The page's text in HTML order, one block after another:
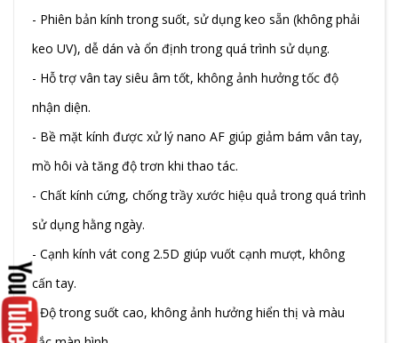
- Phiên bản kính trong suốt, sử dụng keo sẵn (không phải
keo UV), dễ dán và ổn định trong quá trình sử dụng.
- Hỗ trợ vân tay siêu âm tốt, không ảnh hưởng tốc độ
nhận diện.
- Bề mặt kính được xử lý nano AF giúp giảm bám vân tay,
mồ hôi và tăng độ trơn khi thao tác.
- Chất kính cứng, chống trầy xước hiệu quả trong quá trình
sử dụng hằng ngày.
- Cạnh kính vát cong 2.5D giúp vuốt cạnh mượt, không
cấn tay.
- Độ trong suốt cao, không ảnh hưởng hiển thị và màu